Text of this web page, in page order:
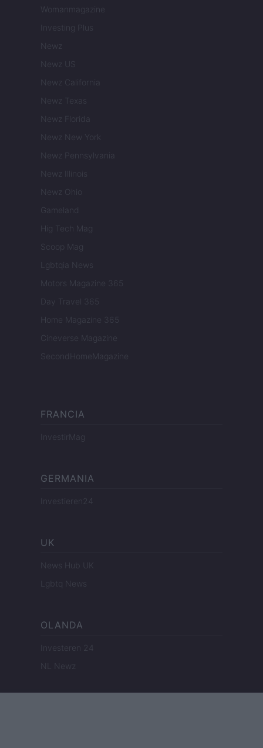
Womanmagazine
Investing Plus
Newz
Newz US
Newz California
Newz Texas
Newz Florida
Newz New York
Newz Pennsylvania
Newz Illinois
Newz Ohio
Gameland
Hig Tech Mag
Scoop Mag
Lgbtqia News
Motors Magazine 365
Day Travel 365
Home Magazine 365
Cineverse Magazine
SecondHomeMagazine
FRANCIA
InvestirMag
GERMANIA
Investieren24
UK
News Hub UK
Lgbtq News
OLANDA
Investeren 24
NL Newz